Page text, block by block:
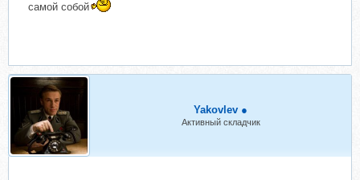
самой собой
Yakovlev ●
Активный складчик